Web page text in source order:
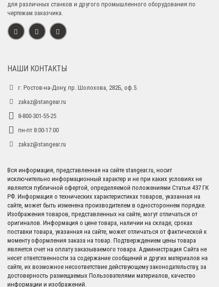
для различных станков и другого промышленного оборудования по
чертежам заказчика.
НАШИ КОНТАКТЫ
г. Ростов-на-Дону, пр. Шолохова, 282Б, оф.5.
zakaz@stangear.ru
8-800-301-55-25
пн-пт 8:00-17:00
zakaz@stangear.ru
Вся информация, представленная на сайте stangear.ru, носит
исключительно информационный характер и не при каких условиях не
является публичной офертой, определяемой положениями Статьи 437 ГК
РФ. Информация о технических характеристиках товаров, указанная на
сайте, может быть изменена производителем в одностороннем порядке.
Изображения товаров, представленных на сайте, могут отличаться от
оригиналов. Информация о цене товара, наличии на складе, сроках
поставки товара, указанная на сайте, может отличаться от фактической к
моменту оформления заказа на товар. Подтверждением цены товара
является счет на оплату заказываемого товара. Администрация Сайта не
несет ответственности за содержание сообщений и других материалов на
сайте, их возможное несоответствие действующему законодательству, за
достоверность размещаемых Пользователями материалов, качество
информации и изображений.